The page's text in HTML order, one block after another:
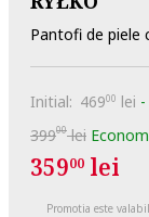
Pantofi de piele
Initial: 46900 lei -
39900lei
35900 lei
Promotia este